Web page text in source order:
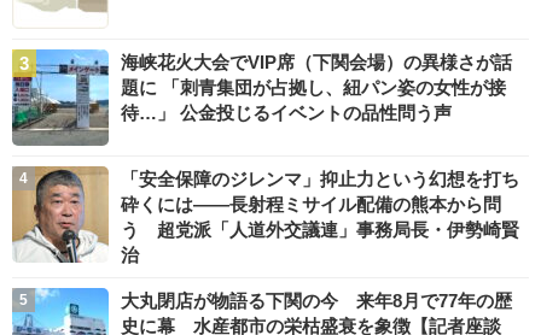
海峡花火大会でVIP席（下関会場）の異様さが話
題に 「刺青集団が占拠し、紐パン姿の女性が接
待…」 公金投じるイベントの品性問う声
「安全保障のジレンマ」抑止力という幻想を打ち
砕くには――長射程ミサイル配備の熊本から問
う 超党派「人道外交議連」事務局長・伊勢崎賢
治
大丸閉店が物語る下関の今 来年8月で77年の歴
史に幕 水産都市の栄枯盛衰を象徴【記者座談